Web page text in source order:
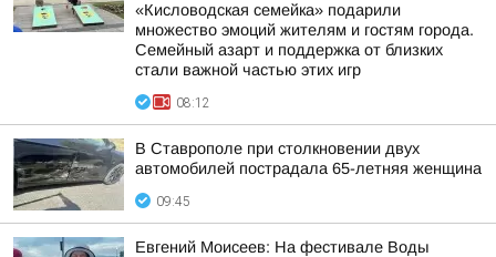
«Кисловодская семейка» подарили
множество эмоций жителям и гостям города.
Семейный азарт и поддержка от близких
стали важной частью этих игр
08:12
В Ставрополе при столкновении двух
автомобилей пострадала 65-летняя женщина
09:45
Евгений Моисеев: На фестивале Воды